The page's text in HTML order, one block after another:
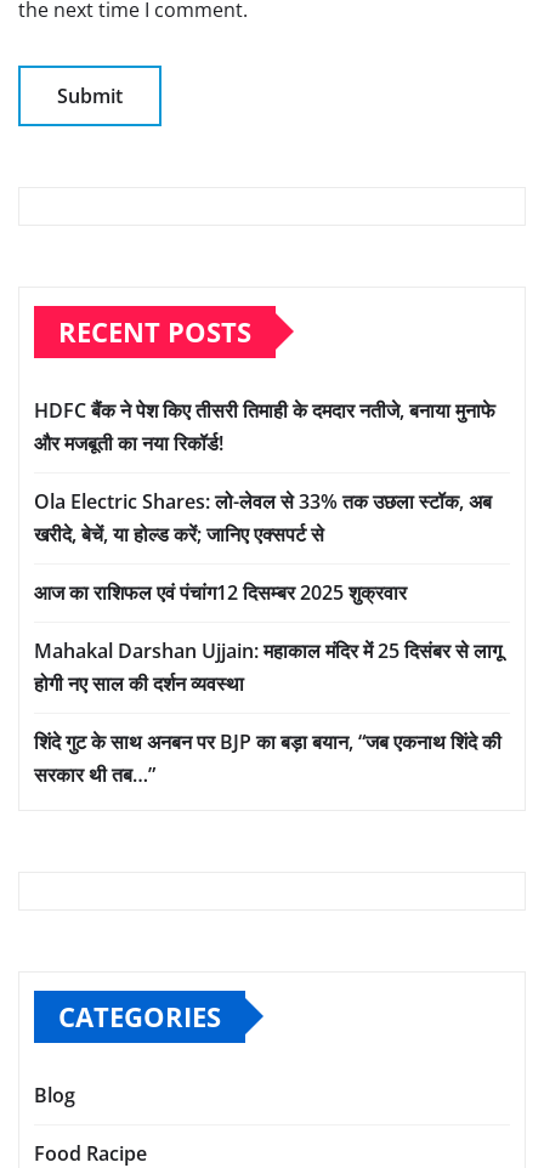
the next time I comment.
RECENT POSTS
HDFC बैंक ने पेश किए तीसरी तिमाही के दमदार नतीजे, बनाया मुनाफे
और मजबूती का नया रिकॉर्ड!
Ola Electric Shares: लो-लेवल से 33% तक उछला स्टॉक, अब
खरीदे, बेचें, या होल्ड करें; जानिए एक्सपर्ट से
आज का राशिफल एवं पंचांग12 दिसम्बर 2025 शुक्रवार
Mahakal Darshan Ujjain: महाकाल मंदिर में 25 दिसंबर से लागू
होगी नए साल की दर्शन व्यवस्था
शिंदे गुट के साथ अनबन पर BJP का बड़ा बयान, “जब एकनाथ शिंदे की
सरकार थी तब…”
CATEGORIES
Blog
Food Racipe